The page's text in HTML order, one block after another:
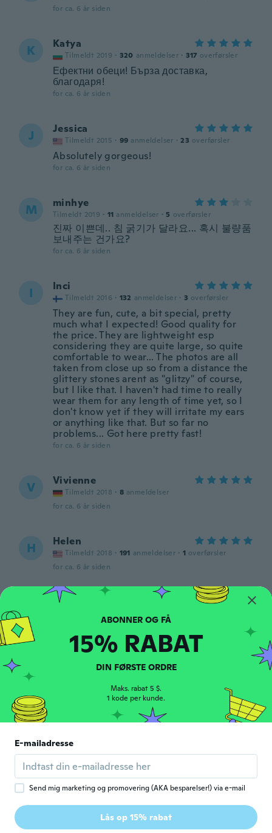
for ca. 6 år siden
K Katya
Tilmeldt 2019 · 320 anmeldelser · 317 overførsler
Ефектни обеци! Бърза доставка,
благодаря!
for ca. 6 år siden
J Jessica
Tilmeldt 2015 · 99 anmeldelser · 23 overførsler
Absolutely gorgeous!
for ca. 6 år siden
M minhye
Tilmeldt 2019 · 11 anmeldelser · 5 overførsler
진짜 이쁜데.. 침 굵기가 달라요... 혹시 불량품
보내주는 건가요?
for ca. 6 år siden
I Inci
Tilmeldt 2016 · 132 anmeldelser · 3 overførsler
They are fun, cute, a bit special, pretty
much what I expected! Good quality for
the price. They are lightweight esp
considering they are quite large, so quite
comfortable to wear... The photos are all
taken from close up so from a distance the
glittery stones arent as "glitzy" of course,
but I like that. I haven't had time to really
wear them for any length of time yet, so I
don't know yet if they will irritate my ears
or anything like that. But so far no
problems... Got here pretty fast!
for ca. 6 år siden
V Vivienne
Tilmeldt 2018 · 8 anmeldelser
for ca. 6 år siden
H Helen
Tilmeldt 2018 · 191 anmeldelser · 1 overførsler
for ca. 6 år siden
Tina
anmeldelser
for ca. 6 år siden
真 136 anmeldelser
写真より可愛かった!! ちょっと重いけど😅
C Cheryl
Look good for price thanks
for ca. 6 år siden
S
15% RABAT
DIN FØRSTE ORDRE
Maks. rabat 5 $.
1 kode per kunde.
E-mailadresse
Send mig marketing og promovering (AKA besparelser!) via e-mail
Lås op 15% rabat